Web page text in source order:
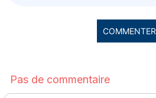
COMMENTER